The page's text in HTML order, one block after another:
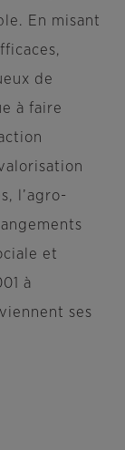
En misant
de
à faire
l’agro-
et
à
ses